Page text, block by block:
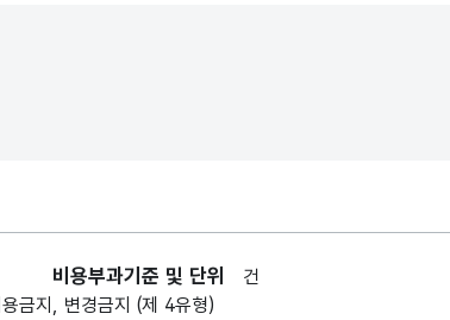
비용부과기준 및 단위 건
금지, 변경금지 (제 4유형)